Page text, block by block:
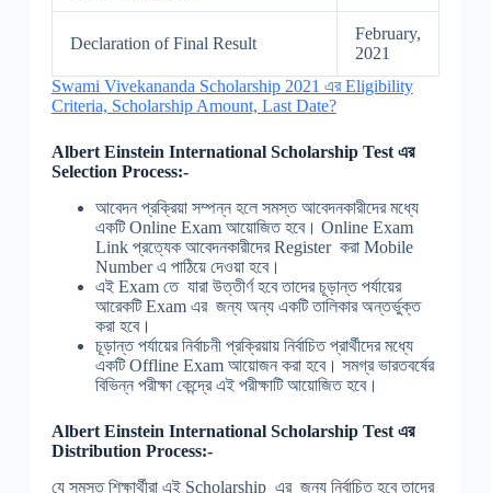
Declaration of Final Result
February,
2021
Swami Vivekananda Scholarship 2021 এর Eligibility
Criteria, Scholarship Amount, Last Date?
Albert Einstein International Scholarship Testএর
Selection Process:-
আবেদন প্রক্রিয়া সম্পন্ন হলে সমস্ত আবেদনকারীদের মধ্যে
একটি Online Exam আয়োজিত হবে। Online Exam
Link প্রত্যেক আবেদনকারীদের Register করা Mobile
Number এ পাঠিয়ে দেওয়া হবে।
এই Exam তে যারা উত্তীর্ণ হবে তাদের চূড়ান্ত পর্যায়ের
আরেকটি Exam এর জন্য অন্য একটি তালিকার অন্তর্ভুক্ত
করা হবে।
চূড়ান্ত পর্যায়ের নির্বাচনী প্রক্রিয়ায় নির্বাচিত প্রার্থীদের মধ্যে
একটি Offline Exam আয়োজন করা হবে। সমগ্র ভারতবর্ষের
বিভিন্ন পরীক্ষা কেন্দ্রে এই পরীক্ষাটি আয়োজিত হবে।
Albert Einstein International Scholarship Test এর
Distribution Process:-
যে সমস্ত শিক্ষার্থীরা এই Scholarship এর জন্য নির্বাচিত হবে তাদের